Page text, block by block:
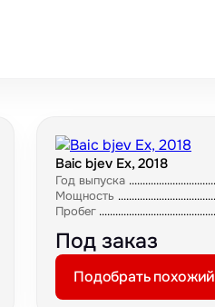
Baic bjev Ex, 2018
Год выпуска
Мощность
Пробег
Под заказ
Подобрать похожий